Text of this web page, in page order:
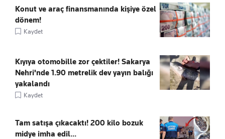
Konut ve araç finansmanında kişiye özel
dönem!
Kaydet
Kıyıya otomobille zor çektiler! Sakarya
Nehri'nde 1.90 metrelik dev yayın balığı
yakalandı
Kaydet
Tam satışa çıkacaktı! 200 kilo bozuk
midye imha edil...